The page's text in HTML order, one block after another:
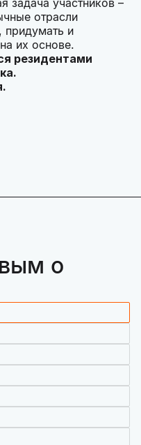
задача участников –
отрасли
придумать и
их основе.
резидентами
о